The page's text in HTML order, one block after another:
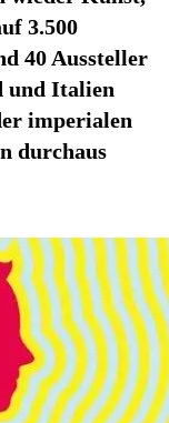
3.500
40 Aussteller
und Italien
imperialen
durchaus